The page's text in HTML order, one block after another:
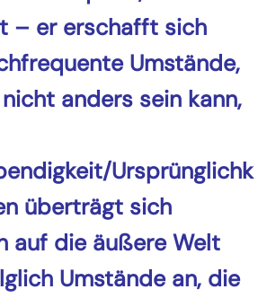
– er erschafft sich
Umstände,
anders sein kann,
Ursprünglichk
überträgt sich
auf die äußere Welt
Umstände an, die